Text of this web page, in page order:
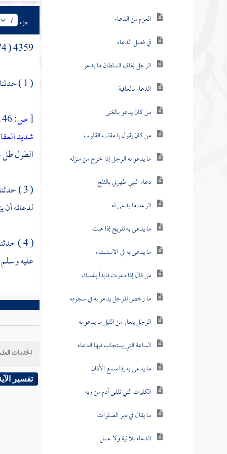
العزم من الدعاء
في فضل الدعاء
الرجل يخاف السلطان ما يدعو
الدعاء بالعافية
من كان يدعو بالغنى
من كان يقول يا مقلب القلوب
ما يدعو به الرجل إذا خرج من منزله
دعاء النبي طهرني بالثلج
الرعد ما يدعى له
ما يدعى به للريح إذا هبت
ما يدعى به في الاستسقاء
من قال إذا دعوت فابدأ بنفسك
ما رخص للرجل يدعو به في سجوده
الرجل يتعار من الليل ما يدعو به
الساعة التي يستجاب فيها الدعاء
ما يدعى به إذا سمع الأذان
الكلمات التي تلقى آدم من ربه
ما يقال في دبر الصلوات
الدعاء بلا نية ولا عمل
جزء 7
4359 ( 174 ) باب
( 1 ) حدثنا
[ص:
شديد
الطول طل
( 3 ) حدثنا
لدعائه
( 4 ) حدثنا
عليه
الخدمات
تفسير